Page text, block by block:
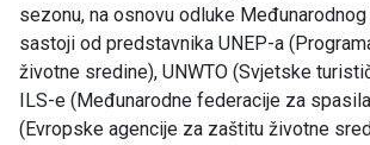
sezonu, na osnovu odluke
sastoji od predstavnika UNEP-a
životne sredine), UNWTO (Svjetske
ILS-e (Međunarodne federacije za
(Evropske agencije za zaštitu životne